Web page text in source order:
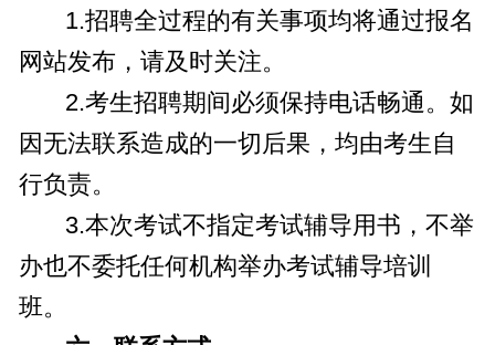
1.招聘全过程的有关事项均将通过报名
网站发布，请及时关注。
2.考生招聘期间必须保持电话畅通。如
因无法联系造成的一切后果，均由考生自
行负责。
3.本次考试不指定考试辅导用书，不举
办也不委托任何机构举办考试辅导培训
班。